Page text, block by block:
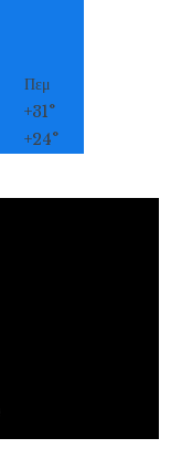
Πεμ
+31°
+24°